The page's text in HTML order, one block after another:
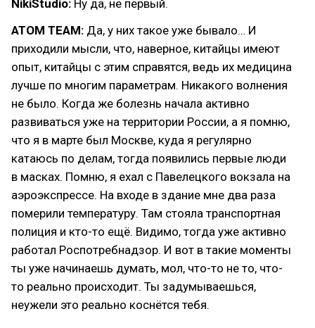
NikiStudio: Ну да, не первый.
ATOM TEAM: Да, у них такое уже бывало… И
приходили мысли, что, наверное, китайцы имеют
опыт, китайцы с этим справятся, ведь их медицина
лучше по многим параметрам. Никакого волнения
не было. Когда же болезнь начала активно
развиваться уже на территории России, а я помню,
что я в марте был Москве, куда я регулярно
катаюсь по делам, тогда появились первые люди
в масках. Помню, я ехал с Павелецкого вокзала на
аэроэкспрессе. На входе в здание мне два раза
померили температуру. Там стояла транспортная
полиция и кто-то ещё. Видимо, тогда уже активно
работал Роспотребнадзор. И вот в такие моменты
ты уже начинаешь думать, мол, что-то не то, что-
то реально происходит. Ты задумываешься,
неужели это реально коснётся тебя.